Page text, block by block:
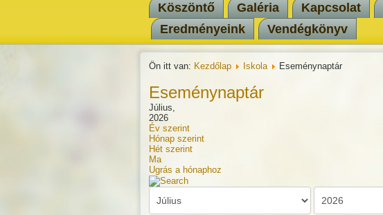
Köszöntő Galéria Kapcsolat
Eredményeink
Vendégkönyv
Ön itt van: Kezdőlap Iskola Eseménynaptár
Eseménynaptár
Július,
2026
Év szerint
Hónap szerint
Hét szerint
Ma
Ugrás a hónaphoz